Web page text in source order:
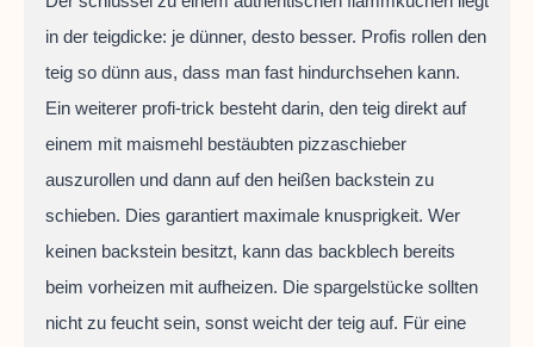
in der teigdicke: je dünner, desto besser. Profis rollen den
teig so dünn aus, dass man fast hindurchsehen kann.
Ein weiterer profi-trick besteht darin, den teig direkt auf
einem mit maismehl bestäubten pizzaschieber
auszurollen und dann auf den heißen backstein zu
schieben. Dies garantiert maximale knusprigkeit. Wer
keinen backstein besitzt, kann das backblech bereits
beim vorheizen mit aufheizen. Die spargelstücke sollten
nicht zu feucht sein, sonst weicht der teig auf. Für eine